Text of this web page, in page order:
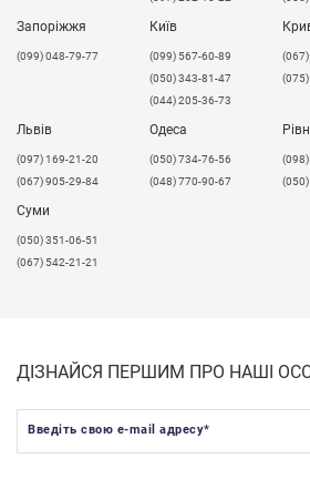
механічному та хімічному
Надаємо послуги прямолінійного і
Екструдований акрил придатний
харчовій промисловості.
Можливі розбіжності в товщині
Запоріжжя
(099) 048-79-77
Київ
(099) 567-60-89
(050) 343-81-47
(044) 205-36-73
Львів
​(097) 169-21-20
(067) 905-29-84
Одеса
(050) 734-76-56
(048) 770-90-67
Суми
(050) 351-06-51
(067) 542-21-21
ДІЗНАЙСЯ ПЕРШИМ ПРО НАШІ
Введіть свою e-mail адресу*